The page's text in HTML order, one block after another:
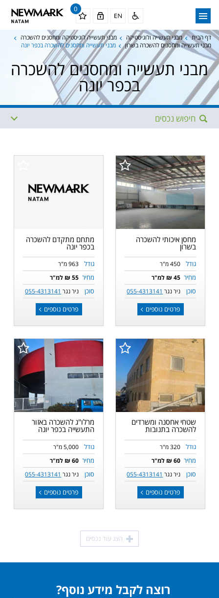
0
דף הבית מבני תעשייה ולוגיסטיקה
מבני תעשייה לוגיסטיקה ומחסנים להשכרה
מבני תעשייה ומחסנים להשכרה בשרון
מבני תעשייה ומחסנים להשכרה בכפר יונה
מבני תעשייה ומחסנים להשכרה
בכפר יונה
חיפוש נכסים
תתי איזורים נוספים
עד גודל
עד מחיר
מחסן איכותי להשכרה
בשרון
גודל 450 מ"ר
מחיר 45 ₪ למ"ר
סוכן ניר נגר 055-4313141
פרטים נוספים
מתחם מתקדם להשכרה
בכפר יונה
גודל 963 מ"ר
מחיר 55 ₪ למ"ר
סוכן ניר נגר 055-4313141
פרטים נוספים
שטחי אחסנה ומשרדים
להשכרה בתנובות
גודל 320 מ"ר
מחיר 60 ₪ למ"ר
סוכן ניר נגר 055-4313141
פרטים נוספים
מרלו"ג להשכרה באזור
התעשייה בכפר יונה
גודל 5,000 מ"ר
מחיר 60 ₪ למ"ר
סוכן ניר נגר 055-4313141
פרטים נוספים
רוצה לקבל מידע נוסף?